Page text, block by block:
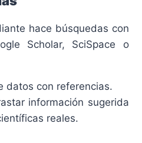
hace búsquedas con
Scholar, SciSpace o
datos con referencias.
información sugerida
reales.